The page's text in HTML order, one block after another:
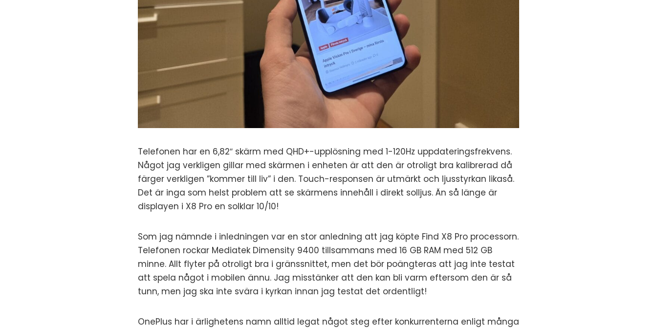
Telefonen har en 6,82″ skärm med QHD+-upplösning med 1-120Hz uppdateringsfrekvens.
Något jag verkligen gillar med skärmen i enheten är att den är otroligt bra kalibrerad då
färger verkligen ”kommer till liv” i den. Touch-responsen är utmärkt och ljusstyrkan likaså.
Det är inga som helst problem att se skärmens innehåll i direkt solljus. Än så länge är
displayen i X8 Pro en solklar 10/10!
Som jag nämnde i inledningen var en stor anledning att jag köpte Find X8 Pro processorn.
Telefonen rockar Mediatek Dimensity 9400 tillsammans med 16 GB RAM med 512 GB
minne. Allt flyter på otroligt bra i gränssnittet, men det bör poängteras att jag inte testat
att spela något i mobilen ännu. Jag misstänker att den kan bli varm eftersom den är så
tunn, men jag ska inte svära i kyrkan innan jag testat det ordentligt!
OnePlus har i ärlighetens namn alltid legat något steg efter konkurrenterna enligt många